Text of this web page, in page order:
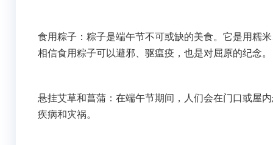
食用粽子：粽子是端午节不可或缺的美食。它是用糯
相信食用粽子可以避邪、驱瘟疫，也是对屈原的纪念。
悬挂艾草和菖蒲：在端午节期间，人们会在门口或屋
疾病和灾祸。